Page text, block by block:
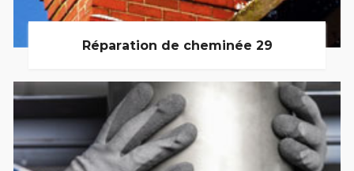
Réparation de cheminée 29